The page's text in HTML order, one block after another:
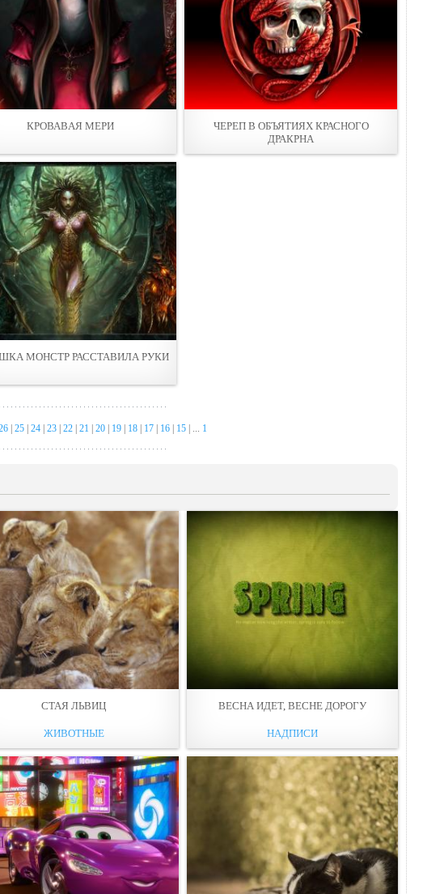
КРОВАВAЯ МЕРИ
ЧЕРЕП В ОБЪЯТИЯХ КРАСНОГО
ДРАКРНА
МОНСТР РАССТАВИЛА РУКИ
25 24 23 22 21 20 19 18 17 16 15 | ... 1
СТАЯ ЛЬВИЦ
ЖИВОТНЫЕ
ВЕСНА ИДЕТ, ВEСНЕ ДОРОГУ
НАДПИСИ